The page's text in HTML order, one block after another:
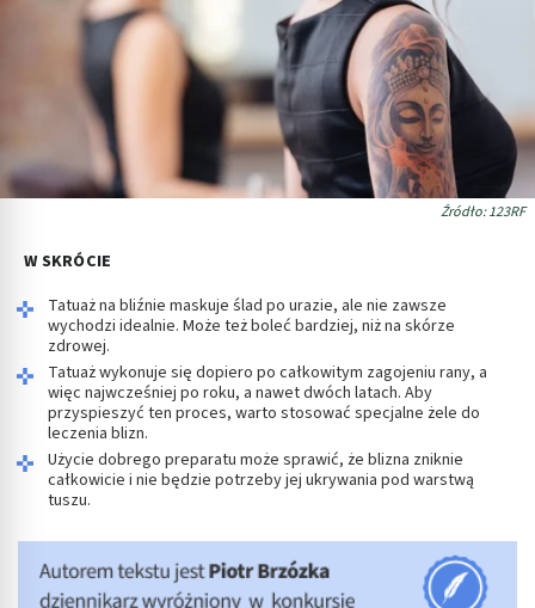
Źródło: 123RF
W SKRÓCIE
Tatuaż na bliźnie maskuje ślad po urazie, ale nie zawsze
wychodzi idealnie. Może też boleć bardziej, niż na skórze
zdrowej.
Tatuaż wykonuje się dopiero po całkowitym zagojeniu rany, a
więc najwcześniej po roku, a nawet dwóch latach. Aby
przyspieszyć ten proces, warto stosować specjalne żele do
leczenia blizn.
Użycie dobrego preparatu może sprawić, że blizna zniknie
całkowicie i nie będzie potrzeby jej ukrywania pod warstwą
tuszu.